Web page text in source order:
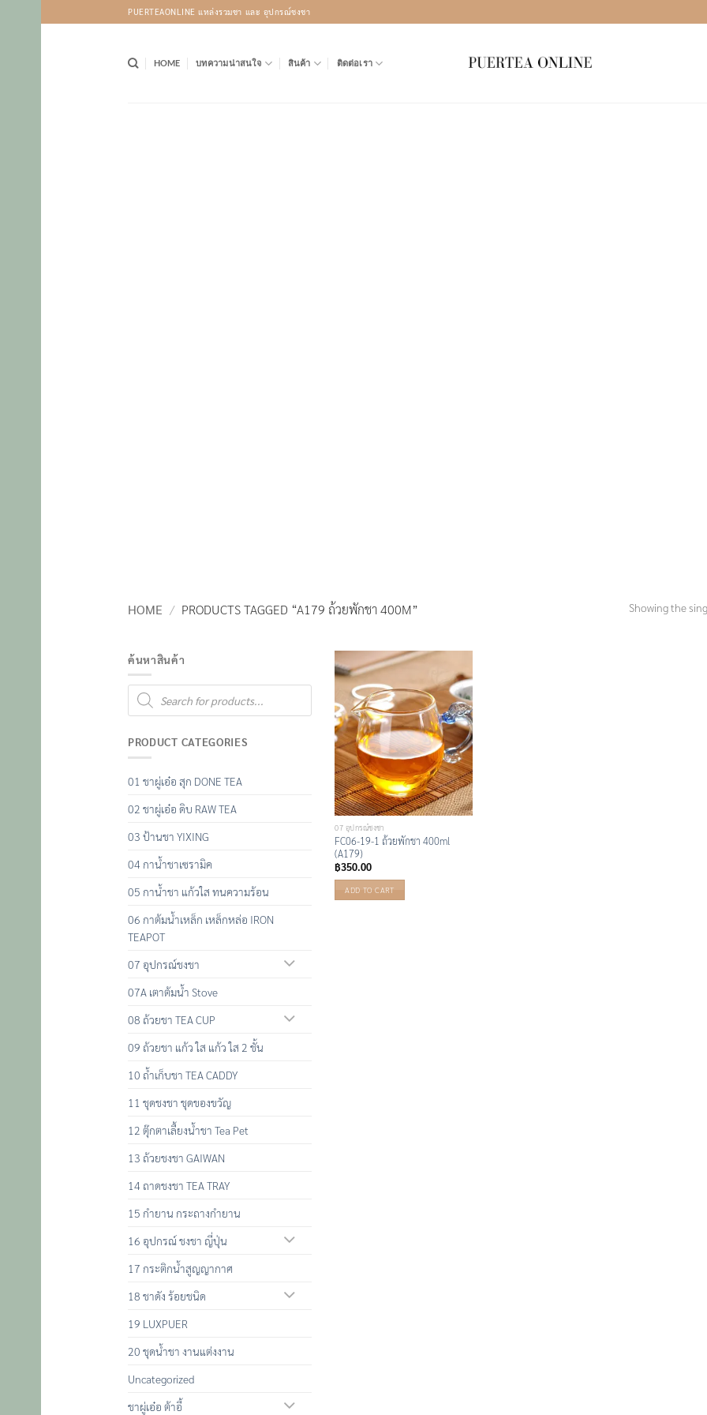
to
PUERTEAONLINE แหล่งรวมชา และ อุปกรณ์ชงชา
HOME บทความน่าสนใจ สินค้า ติดต่อเรา
HOME / PRODUCTS TAGGED “A179 ถ้วยพักชา 400M” Showing the
ค้นหาสินค้า
Products
search
PRODUCT CATEGORIES
01 ชาผู่เอ๋อ สุก DONE TEA
02 ชาผู่เอ๋อ ดิบ RAW TEA
03 ป้านชา YIXING
04 กาน้ำชาเซรามิค
05 กาน้ำชา แก้วใส ทนความร้อน
06 กาต้มน้ำเหล็ก เหล็กหล่อ IRON
TEAPOT
07 อุปกรณ์ชงชา
07A เตาต้มน้ำ Stove
08 ถ้วยชา TEA CUP
09 ถ้วยชา แก้ว ใส แก้ว ใส 2 ชั้น
10 ถ้ำเก็บชา TEA CADDY
11 ชุดชงชา ชุดของขวัญ
12 ตุ๊กตาเลื้ยงน้ำชา Tea Pet
13 ถ้วยชงชา GAIWAN
14 ถาดชงชา TEA TRAY
15 กำยาน กระถางกำยาน
16 อุปกรณ์ ชงชา ญี่ปุ่น
17 กระติกน้ำสูญญากาศ
18 ชาดัง ร้อยชนิด
19 LUXPUER
20 ชุดน้ำชา งานแต่งงาน
Uncategorized
ชาผู่เอ๋อ ต้าอี้
Add to
Wishlist
07 อุปกรณ์ชงชา
FC06-19-1 ถ้วยพักชา 400ml
(A179)
฿350.00
ADD TO CART